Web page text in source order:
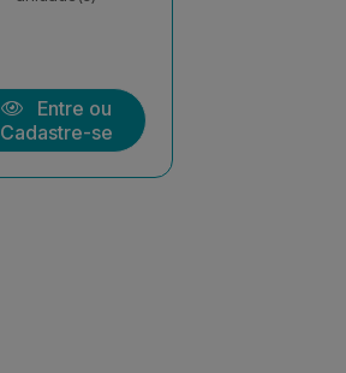
Entre ou
Cadastre-se